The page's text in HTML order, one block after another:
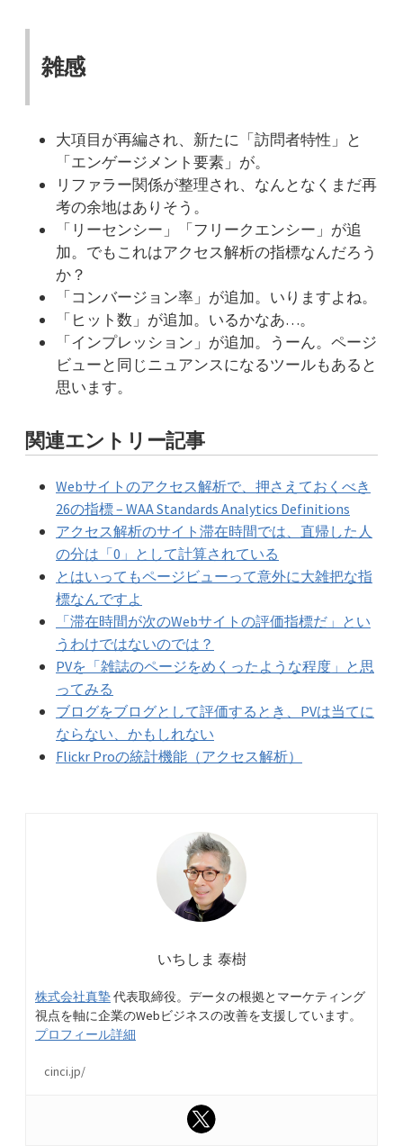
雑感
大項目が再編され、新たに「訪問者特性」と
「エンゲージメント要素」が。
リファラー関係が整理され、なんとなくまだ再
考の余地はありそう。
「リーセンシー」「フリークエンシー」が追
加。でもこれはアクセス解析の指標なんだろう
か？
「コンバージョン率」が追加。いりますよね。
「ヒット数」が追加。いるかなあ…。
「インプレッション」が追加。うーん。ページ
ビューと同じニュアンスになるツールもあると
思います。
関連エントリー記事
Webサイトのアクセス解析で、押さえておくべき
26の指標 – WAA Standards Analytics Definitions
アクセス解析のサイト滞在時間では、直帰した人
の分は「0」として計算されている
とはいってもページビューって意外に大雑把な指
標なんですよ
「滞在時間が次のWebサイトの評価指標だ」とい
うわけではないのでは？
PVを「雑誌のページをめくったような程度」と思
ってみる
ブログをブログとして評価するとき、PVは当てに
ならない、かもしれない
Flickr Proの統計機能（アクセス解析）
いちしま 泰樹
株式会社真摯代表取締役。データの根拠とマーケティング
視点を軸に企業のWebビジネスの改善を支援しています。
プロフィール詳細
cinci.jp/